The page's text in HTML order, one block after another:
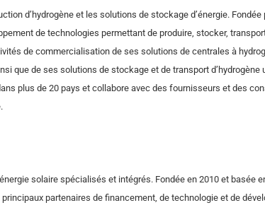
d’hydrogène et les solutions de stockage d’énergie. Fondée
de technologies permettant de produire, stocker,
de commercialisation de ses solutions de centrales à
que de ses solutions de stockage et de transport d’hydrogène
plus de 20 pays et collabore avec des fournisseurs et des
solaire spécialisés et intégrés. Fondée en 2010 et basée
partenaires de financement, de technologie et de